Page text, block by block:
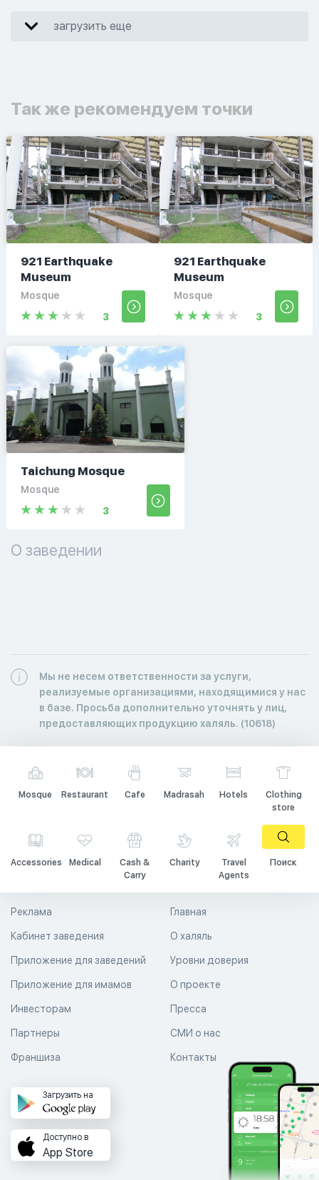
загрузить еще
Так же рекомендуем точки
921 Earthquake
Museum
Mosque
3
921 Earthquake
Museum
Mosque
3
Taichung Mosque
Mosque
3
О заведении
Мы не несем ответственности за услуги,
реализуемые организациями, находящимися у нас
в базе. Просьба дополнительно уточнять у лиц,
предоставляющих продукцию халяль. (10618)
Mosque Restaurant Cafe Madrasah Hotels
Clothing
store
Accessories Medical
Cash &
Carry
Charity
Travel
Agents
Поиск
Главная
О халяль
Уровни доверия
Реклама
Кабинет заведения
Приложение для заведений
Приложение для имамов О проекте
Пресса
СМИ о нас
Контакты
Инвесторам
Партнеры
Франшиза
Загрузить на
Доступно в
App Store